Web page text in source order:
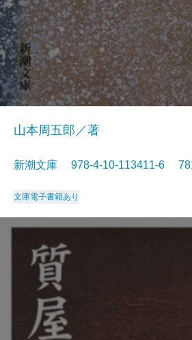
山本周五郎／著
新潮文庫 978-4-10-113411-6
文庫電子書籍あり